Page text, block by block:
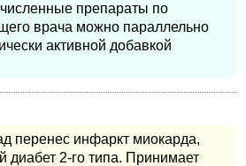
препараты по
врача можно параллельно
активной добавкой
перенес инфаркт миокарда,
диабет 2-го типа. Принимает